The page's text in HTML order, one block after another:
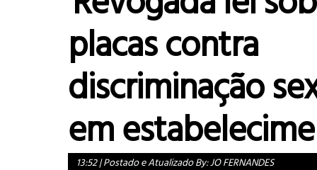
placas contra
discriminação
em
13:52|Postado e Atualizado By:JO FERNANDES